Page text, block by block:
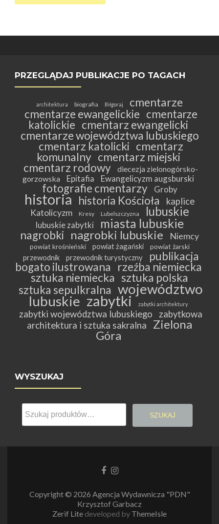
PRZEGLĄDAJ PUBLIKACJE PO TAGACH
architektura biografia Biłgoraj
cmentarze
cmentarze ewangelickie cmentarze
katolickie cmentarz ewangelicki
cmentarze województwa lubuskiego
cmentarz katolicki cmentarz
komunalny cmentarz miejski
cmentarz rodowy
diecezja zielonogórsko-
gorzowska
Epitafia Ewangelicyzm augsburski
fotografie cmentarzy Groby
historia historia Kościoła kaplice
Katolicyzm Kresy Lubelszczyzna lubuskie
lubuskie zabytki miasta lubuskie
nagrobki nagrobki lubuskie Niemcy
powiat krośnieński powiat żagański powiat żarski
przewodnik przewodnik turystyczny
publikacja
bogato ilustrowana
rzeźba niemiecka
sztuka niemiecka sztuka polska
sztuka sepulkralna województwo
lubuskie zabytki zabytki architektury
zabytki województwa lubuskiego
zabytkowa
architektura i sztuka sakralna
Zielona
Góra
WYSZUKAJ
Szukaj:
SZUKAJ
LinkLink
Copyright © 2026 Agencja Wydawnicza "PDN"
Krzysztof Garbacz
Zerif Lite developed by ThemeIsle